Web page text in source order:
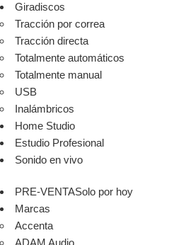
Giradiscos
Tracción por correa
Tracción directa
Totalmente automáticos
Totalmente manual
USB
Inalámbricos
Home Studio
Estudio Profesional
Sonido en vivo
PRE-VENTASolo por hoy
Marcas
Accenta
ADAM Audio